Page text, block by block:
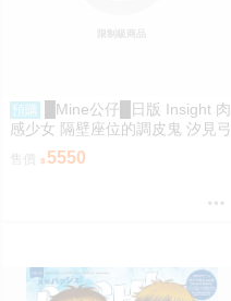
限制級商品
預購
█Mine公仔█日版 Insight 肉
感少女 隔壁座位的調皮鬼 汐見弓
良 1/6 PMMA D9260
售價 5550